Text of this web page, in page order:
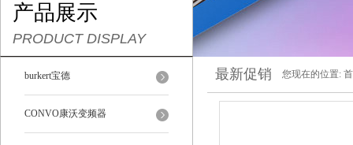
产品展示
PRODUCT DISPLAY
burkert宝德
CONVO康沃变频器
最新促销 您现在的位置: